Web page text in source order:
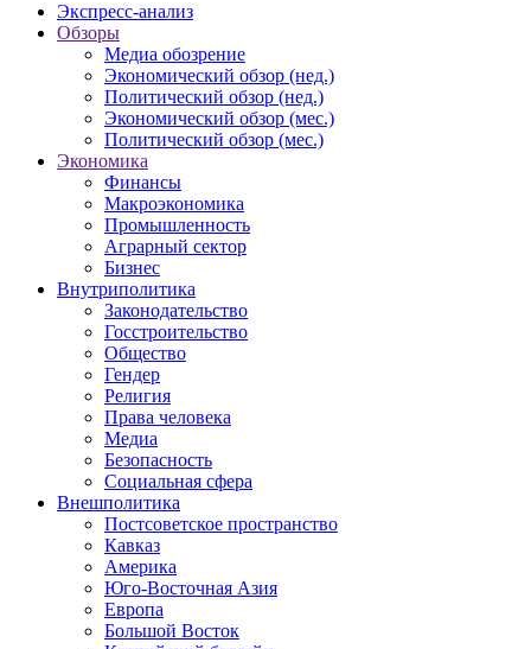
Экспресс-анализ
Обзоры
Медиа обозрение
Экономический обзор (нед.)
Политический обзор (нед.)
Экономический обзор (мес.)
Политический обзор (мес.)
Экономика
Финансы
Макроэкономика
Промышленность
Аграрный сектор
Бизнес
Внутриполитика
Законодательство
Госстроительство
Общество
Гендер
Религия
Права человека
Медиа
Безопасность
Социальная сфера
Внешполитика
Постсоветское пространство
Кавказ
Америка
Юго-Восточная Азия
Европа
Большой Восток